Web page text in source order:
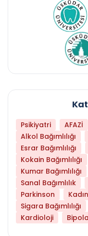
Psikiyatri AFAZİ
Alkol Bağımlılığı
Esrar Bağımlılığı
Kokain Bağımlılığı
Kumar Bağımlılığı
Sanal Bağımlılık
Parkinson
Sigara Bağımlılığı
Kardioloji